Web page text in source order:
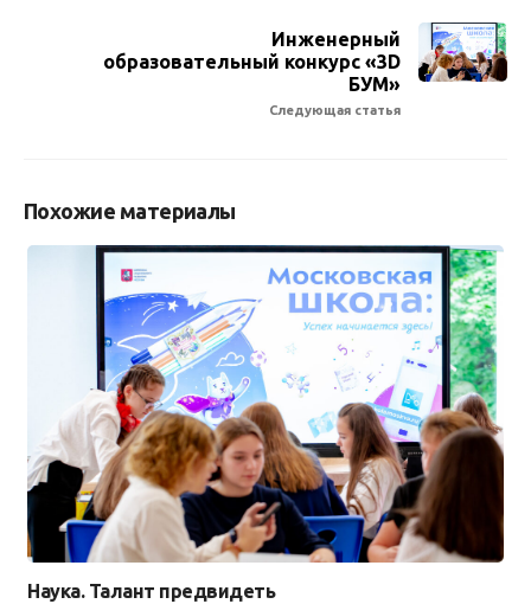
Инженерный
образовательный конкурс «3D
БУМ»
Следующая статья
Похожие материалы
Наука. Талант предвидеть